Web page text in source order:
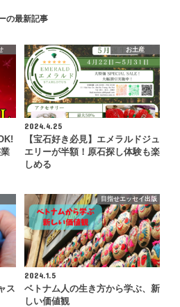
の最新記事
お土産
2024.4.25
【宝石好き必見】エメラルドジュ
エリーが半額！原石探し体験も楽
しめる
ス
目指せエッセイ出版
2024.1.5
ベトナム人の生き方から学ぶ、新
しい価値観